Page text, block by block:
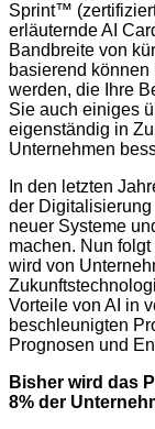
Sprint™
erläuternde AI
Bandbreite von
basierend
werden, die Ihre
Sie auch einiges
eigenständig in
Unternehmen
In den letzten
der
neuer Systeme
machen. Nun
wird von
Vorteile von AI in
beschleunigten
Prognosen und
Bisher wird das
8% der